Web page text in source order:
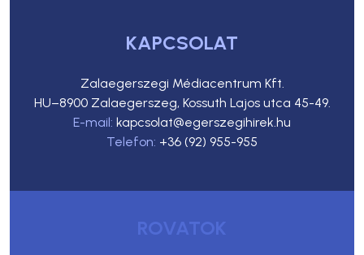
KAPCSOLAT
Zalaegerszegi Médiacentrum Kft.
HU–8900 Zalaegerszeg, Kossuth Lajos utca 45-49.
E-mail: kapcsolat@egerszegihirek.hu
Telefon: +36 (92) 955-955
ROVATOK